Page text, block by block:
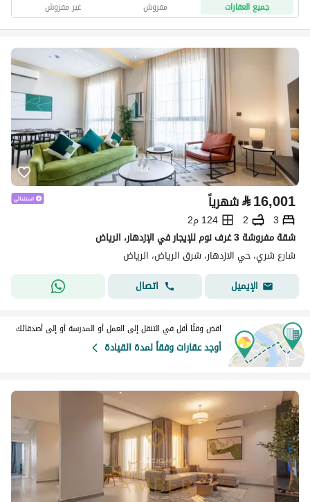
جميع العقارات مفروش غير مفروش
⃁16,001 شهرياً
3
2
124 م2
شقة مفروشة 3 غرف نوم للإيجار في الإزدهار، الرياض
شارع شري، حي الازدهار، شرق الرياض، الرياض
الإيميل
اتصال
اقض وقتًا أقل في التنقل إلى العمل أو المدرسة أو إلى أصدقائك
أوجد عقارات وفقاً لمدة القيادة